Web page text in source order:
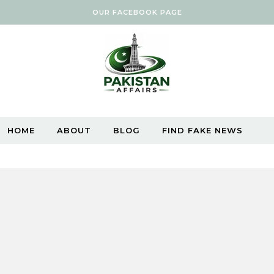
OUR FACEBOOK PAGE
HOME ABOUT BLOG FIND FAKE NEWS